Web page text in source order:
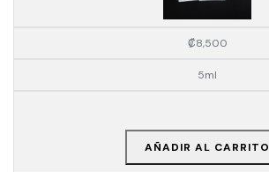
₡8,500
5ml
AÑADIR AL CARRITO